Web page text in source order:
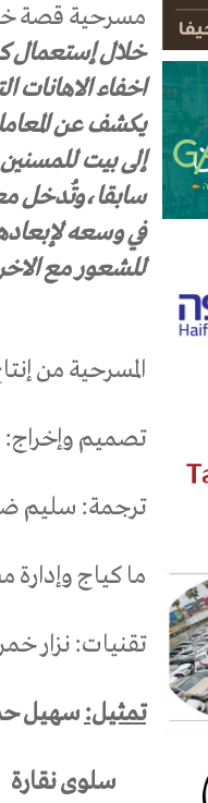
مسرحية قصة
خلال إستعمال
اخفاء الاهانات
يكشف عن
إلى بيت
سابقا،وتُدخل
في وسعه
للشعور مع
المسرحية من
تصميم وإخراج:
ترجمة: سليم
ما كياج
تقنيات: نزار
تمثيل: سهيل
سلوى نقارة